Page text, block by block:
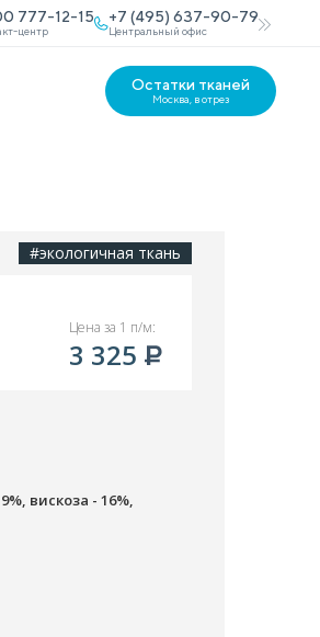
777-12-15
центр
+7 (495) 637-90-79
Центральный офис
Остатки тканей
Москва, в отрез
#экологичная ткань
Цена за 1 п/м:
3 325
вискоза - 16%,